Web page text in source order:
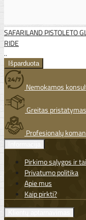
SAFARILAND PISTOLETO
RIDE
..
Nemokamos
Greitas
Profesionalų
Pirkimo sąlygos ir
Privatumo politika
Apie mus
Kaip pirkti?